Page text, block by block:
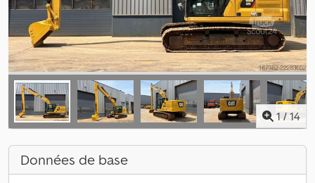
1 / 14
Données de base